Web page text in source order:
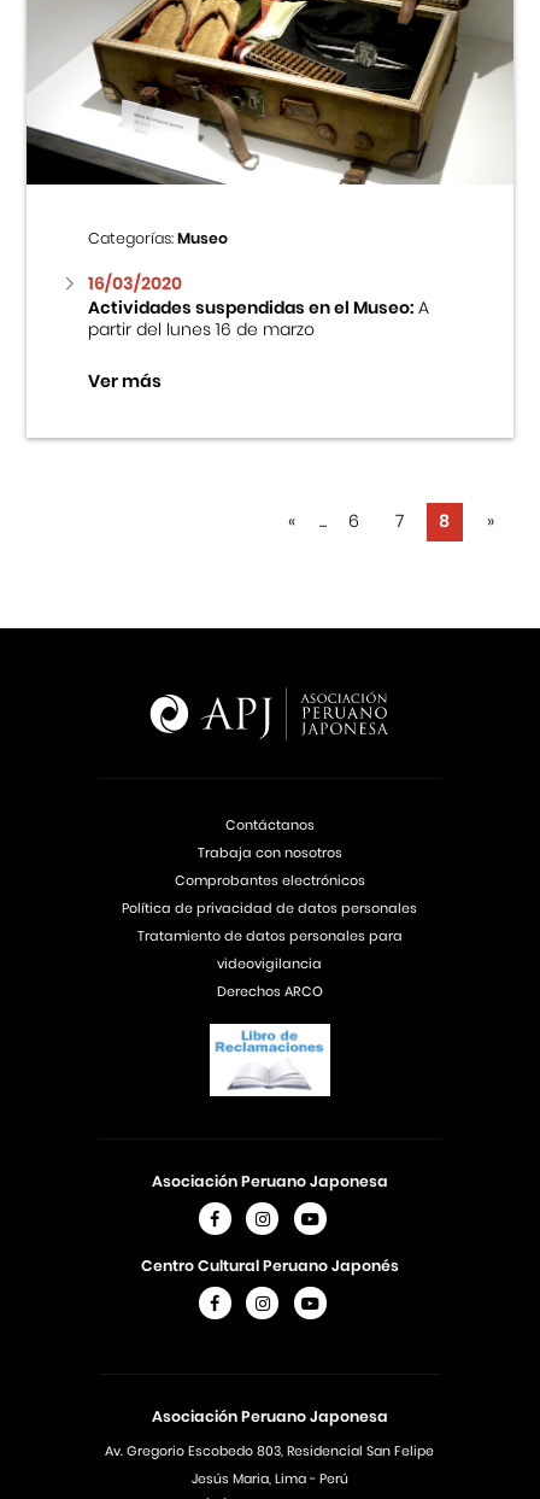
Categorías:Museo
16/03/2020
Actividades suspendidas en el Museo:A
partir del lunes 16 de marzo
Ver más
« ... 6 7 8 »
Asociación Peruano Japonesa
Av. Gregorio Escobedo 803, Residencial San Felipe
Jesús Maria, Lima - Perú
Asociación Peruano Japonesa
Centro Cultural Peruano Japonés
Contáctanos
Trabaja con nosotros
Comprobantes electrónicos
Política de privacidad de datos personales
Tratamiento de datos personales para
videovigilancia
Derechos ARCO